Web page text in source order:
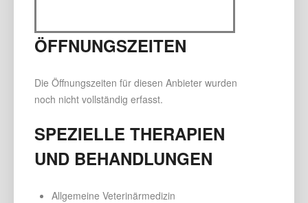
ÖFFNUNGSZEITEN
Die Öffnungszeiten für diesen Anbieter wurden
noch nicht vollständig erfasst.
SPEZIELLE THERAPIEN
UND BEHANDLUNGEN
Allgemeine Veterinärmedizin